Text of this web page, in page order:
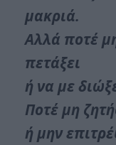
μακριά.
Αλλά ποτέ
πετάξει
ή να με
Ποτέ μη
ή μην